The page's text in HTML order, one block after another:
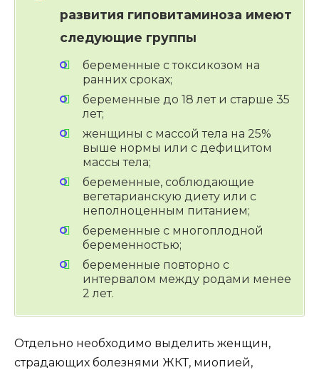
развития гиповитаминоза имеют
следующие группы
беременные с токсикозом на
ранних сроках;
беременные до 18 лет и старше 35
лет;
женщины с массой тела на 25%
выше нормы или с дефицитом
массы тела;
беременные, соблюдающие
вегетарианскую диету или с
неполноценным питанием;
беременные с многоплодной
беременностью;
беременные повторно с
интервалом между родами менее
2 лет.
Отдельно необходимо выделить женщин,
страдающих болезнями ЖКТ, миопией,